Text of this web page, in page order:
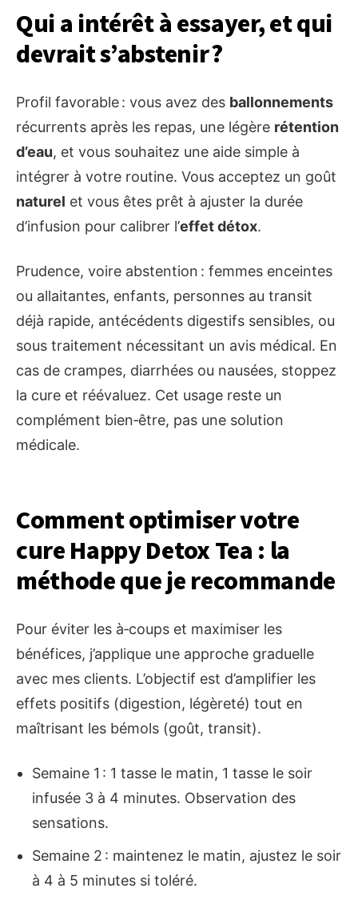
Qui a intérêt à essayer, et qui
devrait s’abstenir ?
Profil favorable : vous avez des ballonnements
récurrents après les repas, une légère rétention
d’eau, et vous souhaitez une aide simple à
intégrer à votre routine. Vous acceptez un goût
naturel et vous êtes prêt à ajuster la durée
d’infusion pour calibrer l’effet détox.
Prudence, voire abstention : femmes enceintes
ou allaitantes, enfants, personnes au transit
déjà rapide, antécédents digestifs sensibles, ou
sous traitement nécessitant un avis médical. En
cas de crampes, diarrhées ou nausées, stoppez
la cure et réévaluez. Cet usage reste un
complément bien‑être, pas une solution
médicale.
Comment optimiser votre
cure Happy Detox Tea : la
méthode que je recommande
Pour éviter les à‑coups et maximiser les
bénéfices, j’applique une approche graduelle
avec mes clients. L’objectif est d’amplifier les
effets positifs (digestion, légèreté) tout en
maîtrisant les bémols (goût, transit).
Semaine 1 : 1 tasse le matin, 1 tasse le soir
infusée 3 à 4 minutes. Observation des
sensations.
Semaine 2 : maintenez le matin, ajustez le soir
à 4 à 5 minutes si toléré.